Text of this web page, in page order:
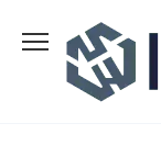
content